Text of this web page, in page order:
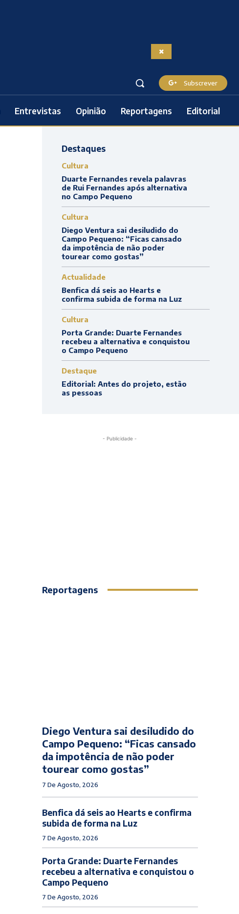
Subscrever
Entrevistas Opinião Reportagens Editorial
Destaques
Cultura
Duarte Fernandes revela palavras
de Rui Fernandes após alternativa
no Campo Pequeno
Cultura
Diego Ventura sai desiludido do
Campo Pequeno: “Ficas cansado
da impotência de não poder
tourear como gostas”
Actualidade
Benfica dá seis ao Hearts e
confirma subida de forma na Luz
Cultura
Porta Grande: Duarte Fernandes
recebeu a alternativa e conquistou
o Campo Pequeno
Destaque
Editorial: Antes do projeto, estão
as pessoas
- Publicidade -
Reportagens
Diego Ventura sai desiludido do
Campo Pequeno: “Ficas cansado
da impotência de não poder
tourear como gostas”
7 De Agosto, 2026
Benfica dá seis ao Hearts e confirma
subida de forma na Luz
7 De Agosto, 2026
Porta Grande: Duarte Fernandes
recebeu a alternativa e conquistou o
Campo Pequeno
7 De Agosto, 2026